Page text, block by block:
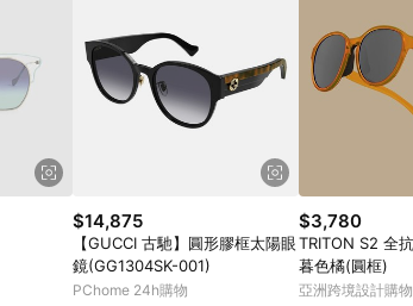
$14,875
【GUCCI 古馳】圓形膠框太陽眼
鏡(GG1304SK-001)
PChome 24h購物
$3,780
TRITON S2 全
暮色橘(圓框)
亞洲跨境設計購